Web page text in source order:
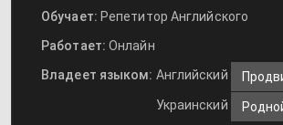
Обучает: Репетитор Английского
Работает: Онлайн
Владеет языком: Английский
Украинский